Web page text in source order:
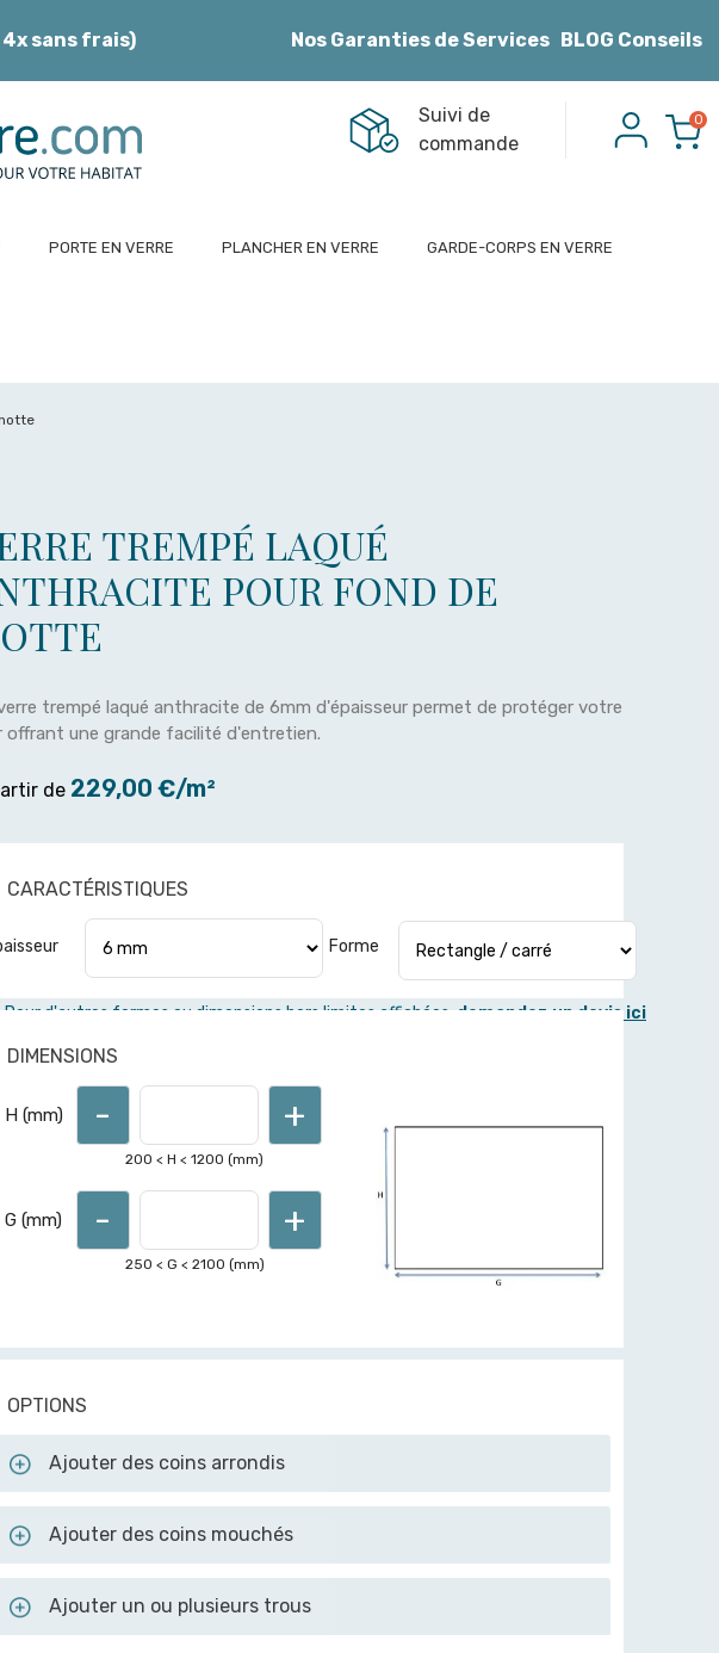
sans frais) Nos Garanties de Services BLOG Conseils
Suivi de
commande
0
PORTE EN VERRE PLANCHER EN VERRE GARDE-CORPS EN VERRE
TREMPÉ LAQUÉ
POUR FOND DE
trempé laqué anthracite de 6mm d'épaisseur permet de protéger votre
offrant une grande facilité d'entretien.
de 229,00 €/m²
CARACTÉRISTIQUES
Pour d'autres formes ou dimensions hors limites affichées,demandez un devis ici
Forme
DIMENSIONS
H (mm) - +
200 < H < 1200 (mm)
G (mm) - +
250 < G < 2100 (mm)
OPTIONS
Ajouter des coins arrondis
Ajouter des coins mouchés
Ajouter un ou plusieurs trous